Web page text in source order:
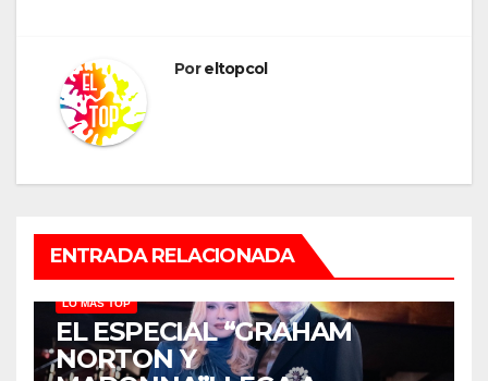
Poreltopcol
ENTRADA RELACIONADA
LO MÁS TOP
EL ESPECIAL “GRAHAM
NORTON Y